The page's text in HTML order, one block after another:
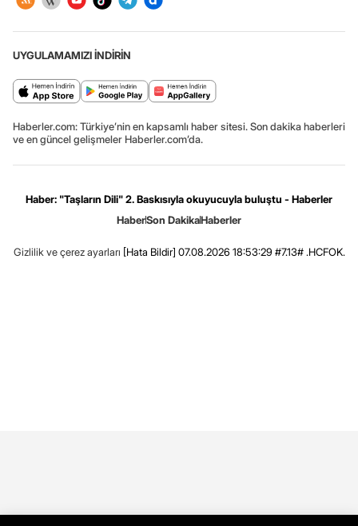
UYGULAMAMIZI İNDİRİN
Haberler.com: Türkiye’nin en kapsamlı haber sitesi. Son dakika haberleri
ve en güncel gelişmeler Haberler.com’da.
Haber: "Taşların Dili" 2. Baskısıyla okuyucuyla buluştu - Haberler
HaberSon DakikaHaberler
Gizlilik ve çerez ayarları [Hata Bildir] 07.08.2026 18:53:29 #7.13# .HCFOK.